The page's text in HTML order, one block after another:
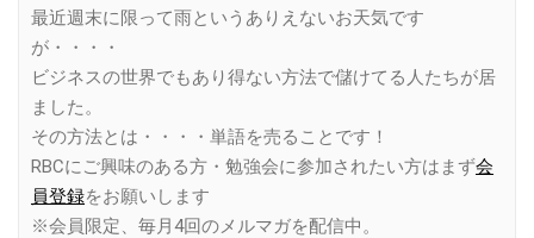
最近週末に限って雨というありえないお天気です
が・・・・
ビジネスの世界でもあり得ない方法で儲けてる人たちが居
ました。
その方法とは・・・・単語を売ることです！
RBCにご興味のある方・勉強会に参加されたい方はまず会
員登録をお願いします
※会員限定、毎月4回のメルマガを配信中。